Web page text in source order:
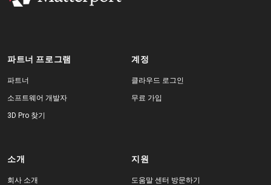
영업: +65 6797 8416
파트너 프로그램
파트너
소프트웨어 개발자
3D Pro 찾기
계정
클라우드 로그인
무료 가입
소개
회사 소개
지원
도움말 센터 방문하기